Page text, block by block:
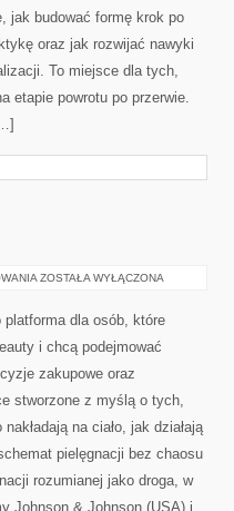
jak budować formę krok po
oraz jak rozwijać nawyki
To miejsce dla tych,
etapie powrotu po przerwie.
BEIERSDORF
ZOSTAŁA WYŁĄCZONA
dla osób, które
i chcą podejmować
zakupowe oraz
stworzone z myślą o tych,
na ciało, jak działają
pielęgnacji bez chaosu
rozumianej jako droga, w
Johnson & Johnson (USA) i